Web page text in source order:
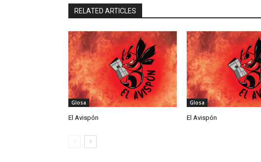
RELATED ARTICLES
Glosa
El Avispón
Glosa
El Avispón